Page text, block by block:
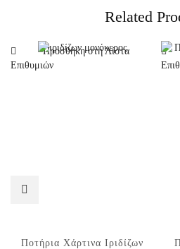
Related
Προσθήκη στη Λίστα
Επιθυμιών
Ποτήρια Χάρτινα Ιριδίζων